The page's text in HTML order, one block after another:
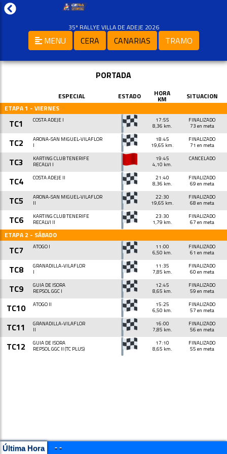
35º RALLYE VILLA DE ADEJE 2026
MENU CERA CANARIAS TRAMO
PORTADA
ESPECIAL ESTADO HORA
KM
SITUACION
ETAPA 1 - VIERNES
TC1 COSTA ADEJE I
17:55
8,36 km.
FINALIZADO
73 en meta
TC2
ARONA-SAN MIGUEL-VILAFLOR
I
18:45
19,65 km.
FINALIZADO
71 en meta
TC3
KARTING CLUB TENERIFE
RECALVI I
19:45
4,10 km.
CANCELADO
TC4 COSTA ADEJE II
21:40
8,36 km.
FINALIZADO
69 en meta
TC5
ARONA-SAN MIGUEL-VILAFLOR
II
22:30
19,65 km.
FINALIZADO
68 en meta
TC6
KARTING CLUB TENERIFE
RECALVI II
23:30
1,79 km.
FINALIZADO
67 en meta
ETAPA 2 - SÁBADO
TC7 ATOGO I
11:00
6,50 km.
FINALIZADO
61 en meta
TC8
GRANADILLA-VILAFLOR
I
11:35
7,85 km.
FINALIZADO
60 en meta
TC9
GUIA DE ISORA
REPSOL GGC I
12:45
8,65 km.
FINALIZADO
59 en meta
TC10 ATOGO II
15:25
6,50 km.
FINALIZADO
57 en meta
TC11
GRANADILLA-VILAFLOR
II
16:00
7,85 km.
FINALIZADO
56 en meta
TC12
GUIA DE ISORA
REPSOL GGC II (TC PLUS)
17:10
8,65 km.
FINALIZADO
55 en meta
Última Hora - -